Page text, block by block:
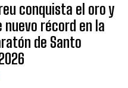
conquista el oro y
nuevo récord en la
de Santo